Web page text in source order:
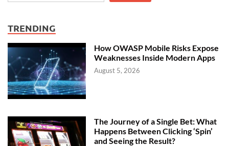
TRENDING
How OWASP Mobile Risks Expose
Weaknesses Inside Modern Apps
August 5, 2026
The Journey of a Single Bet: What
Happens Between Clicking ‘Spin’
and Seeing the Result?